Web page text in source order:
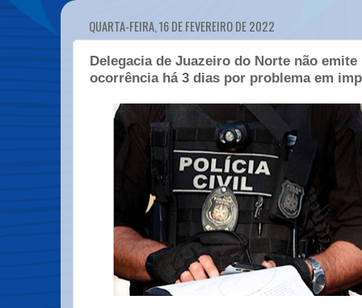
QUARTA-FEIRA, 16 DE FEVEREIRO DE 2022
Delegacia de Juazeiro do Norte não
ocorrência há 3 dias por problema em